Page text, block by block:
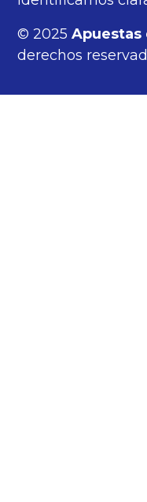
© 2025Apuestas
derechos